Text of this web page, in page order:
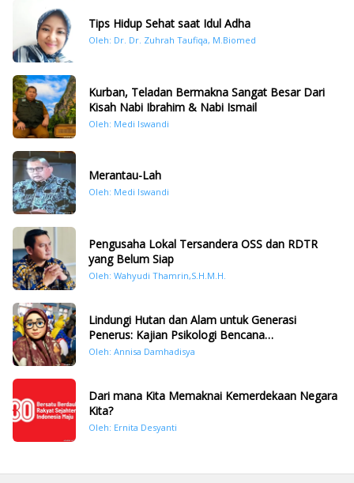
Tips Hidup Sehat saat Idul Adha
Oleh: Dr. Dr. Zuhrah Taufiqa, M.Biomed
Kurban, Teladan Bermakna Sangat Besar Dari
Kisah Nabi Ibrahim & Nabi Ismail
Oleh: Medi Iswandi
Merantau-Lah
Oleh: Medi Iswandi
Pengusaha Lokal Tersandera OSS dan RDTR
yang Belum Siap
Oleh: Wahyudi Thamrin,S.H.M.H.
Lindungi Hutan dan Alam untuk Generasi
Penerus: Kajian Psikologi Bencana
Hidrometeorologi di Sumatera Pasca Tragedi
Oleh: Annisa Damhadisya
Dari mana Kita Memaknai Kemerdekaan Negara
Kita?
Oleh: Ernita Desyanti